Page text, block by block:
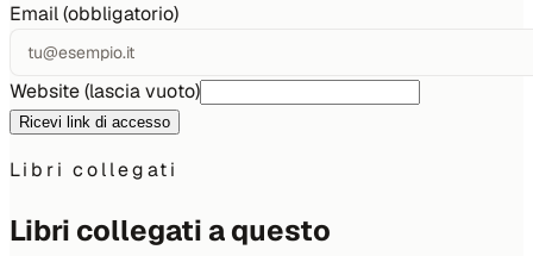
Email (obbligatorio)
Website (lascia vuoto)
Ricevi link di accesso
Libri collegati
Libri collegati a questo